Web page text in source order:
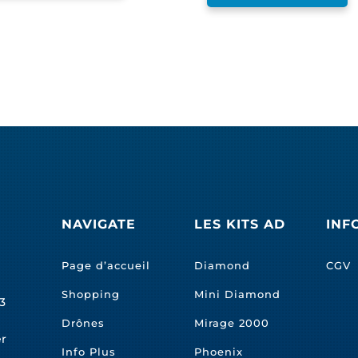
NAVIGATE
Page d’accueil
Shopping
Drônes
Info Plus
LES KITS AD
Diamond
Mini Diamond
Mirage 2000
Phoenix
CGV